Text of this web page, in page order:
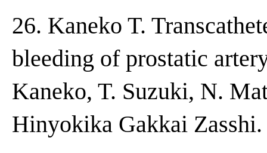
26. Kaneko T.
bleeding of prostatic
Kaneko, T. Suzuki, N.
Hinyokika Gakkai